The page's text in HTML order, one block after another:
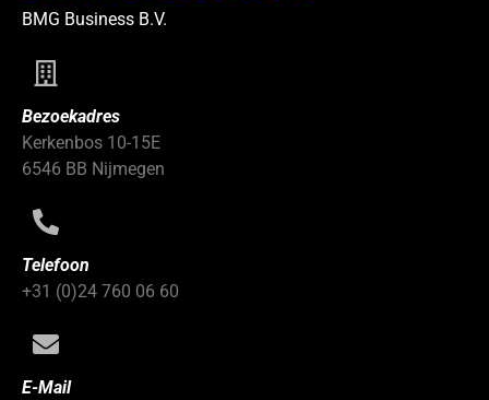
BMG Business B.V.
Bezoekadres
Kerkenbos 10-15E
6546 BB Nijmegen
Telefoon
+31 (0)24 760 06 60
E-Mail